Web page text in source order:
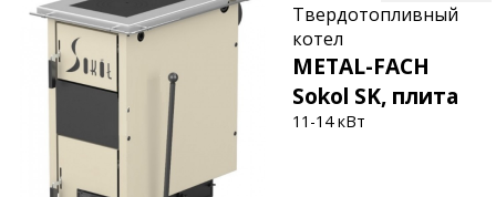
Твердотопливный
котел
METAL-FACH
Sokol SK, плита
11-14 кВт